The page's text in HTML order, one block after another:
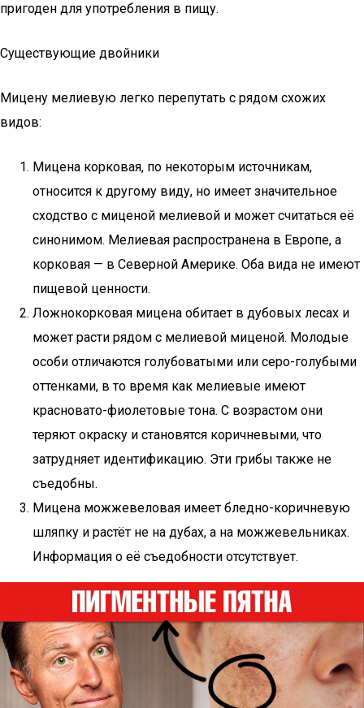
пригоден для употребления в пищу.
Существующие двойники
Мицену мелиевую легко перепутать с рядом схожих
видов:
Мицена корковая, по некоторым источникам,
относится к другому виду, но имеет значительное
сходство с миценой мелиевой и может считаться её
синонимом. Мелиевая распространена в Европе, а
корковая — в Северной Америке. Оба вида не имеют
пищевой ценности.
Ложнокорковая мицена обитает в дубовых лесах и
может расти рядом с мелиевой миценой. Молодые
особи отличаются голубоватыми или серо-голубыми
оттенками, в то время как мелиевые имеют
красновато-фиолетовые тона. С возрастом они
теряют окраску и становятся коричневыми, что
затрудняет идентификацию. Эти грибы также не
съедобны.
Мицена можжевеловая имеет бледно-коричневую
шляпку и растёт не на дубах, а на можжевельниках.
Информация о её съедобности отсутствует.